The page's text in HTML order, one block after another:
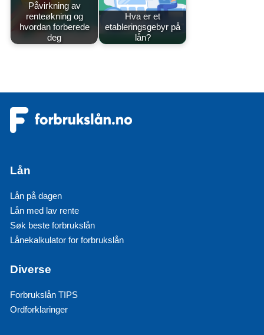
Påvirkning av
renteøkning og
hvordan forberede
deg
Hva er et
etableringsgebyr på
lån?
Lån
Lån på dagen
Lån med lav rente
Søk beste forbrukslån
Lånekalkulator for forbrukslån
Diverse
Forbrukslån TIPS
Ordforklaringer